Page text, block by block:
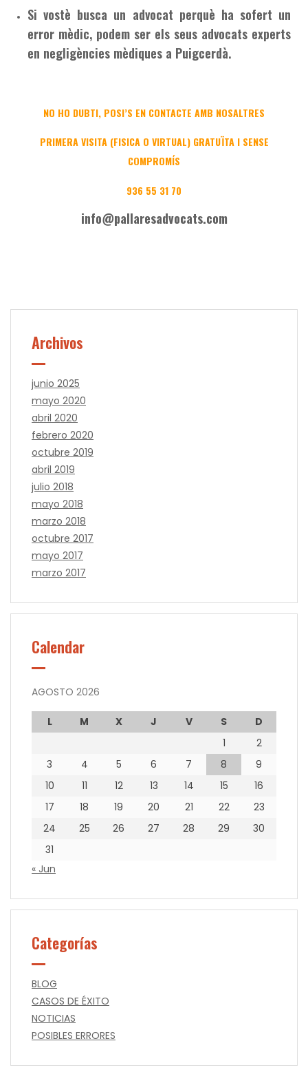
Si vostè busca un advocat perquè ha sofert un
error mèdic, podem ser els seus advocats experts
en negligències mèdiques a Puigcerdà.
NO HO DUBTI, POSI’S EN CONTACTE AMB NOSALTRES
PRIMERA VISITA (FISICA O VIRTUAL) GRATUÏTA I SENSE
COMPROMÍS
936 55 31 70
info@pallaresadvocats.com
Archivos
junio 2025
mayo 2020
abril 2020
febrero 2020
octubre 2019
abril 2019
julio 2018
mayo 2018
marzo 2018
octubre 2017
mayo 2017
marzo 2017
Calendar
AGOSTO 2026
L M X J V S
D
1
2
3
4 5 6 7 8
9
10
11 12 13 14 15
16
17
18 19 20 21 22
23
24
25 26 27 28 29
30
31
« Jun
Categorías
BLOG
CASOS DE ÉXITO
NOTICIAS
POSIBLES ERRORES